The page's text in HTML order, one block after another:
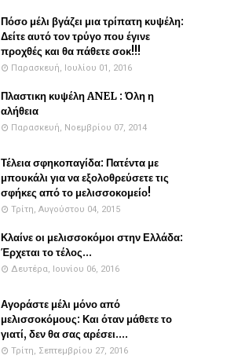
Πόσο μέλι βγάζει μια τρίπατη κυψέλη:
Δείτε αυτό τον τρύγο που έγινε
προχθές και θα πάθετε σοκ!!!
Παρασκευή, Ιουλίου 01, 2016
Πλαστικη κυψέλη ANEL : Όλη η
αλήθεια
Παρασκευή, Νοεμβρίου 07, 2014
Τέλεια σφηκοπαγίδα: Πατέντα με
μπουκάλι για να εξολοθρεύσετε τις
σφήκες από το μελισσοκομείο!
Τρίτη, Αυγούστου 04, 2015
Κλαίνε οι μελισσοκόμοι στην Ελλάδα:
Έρχεται το τέλος...
Δευτέρα, Ιουνίου 06, 2016
Αγοράστε μέλι μόνο από
μελισσοκόμους: Και όταν μάθετε το
γιατί, δεν θα σας αρέσει....
Τρίτη, Σεπτεμβρίου 27, 2016